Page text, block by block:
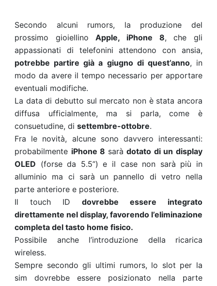
Secondo alcuni rumors, la produzione del
prossimo gioiellinoApple, iPhone 8, che gli
appassionati di telefonini attendono con ansia,
potrebbe partire già a giugno di quest’anno, in
modo da avere il tempo necessario per apportare
eventuali modifiche.
La data di debutto sul mercato non è stata ancora
diffusa ufficialmente, ma si parla, come è
consuetudine, di settembre-ottobre.
Fra le novità, alcune sono davvero interessanti:
probabilmente iPhone 8 saràdotato di un display
OLED (forse da 5.5”) e il case non sarà più in
alluminio ma ci sarà un pannello di vetro nella
parte anteriore e posteriore.
Il touch ID dovrebbe essere integrato
direttamente nel display, favorendo l’eliminazione
completa del tasto home fisico.
Possibile anche l’introduzione della ricarica
wireless.
Sempre secondo gli ultimi rumors, lo slot per la
sim dovrebbe essere posizionato nella parte